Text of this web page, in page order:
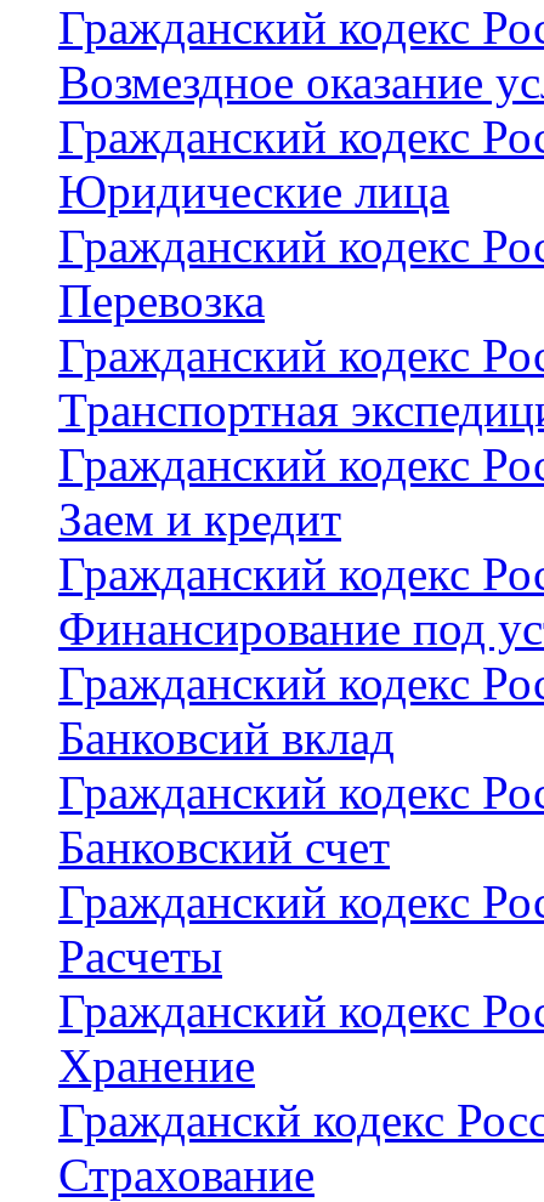
Гражданский кодекс
Возмездное оказание
Гражданский кодекс
Юридические лица
Гражданский кодекс
Перевозка
Гражданский кодекс
Транспортная
Гражданский кодекс
Заем и кредит
Гражданский кодекс
Финансирование под
Гражданский кодекс
Банковсий вклад
Гражданский кодекс
Банковский счет
Гражданский кодекс
Расчеты
Гражданский кодекс
Хранение
Гражданскй кодекс
Страхование